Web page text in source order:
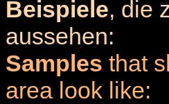
Beispiele, die
aussehen:
Samples that
area look like: